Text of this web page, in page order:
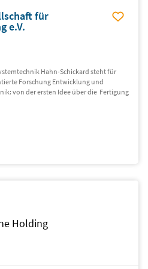
für
e.V.
Hahn-Schickard steht für
Forschung Entwicklung und
von der ersten Idee über die Fertigung
Holding